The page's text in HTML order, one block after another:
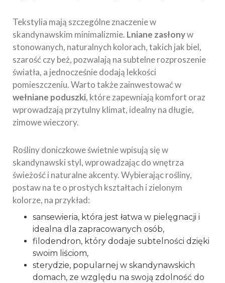
Tekstylia mają szczególne znaczenie w
skandynawskim minimalizmie. Lniane zasłonyw
stonowanych, naturalnych kolorach, takich jak biel,
szarość czy beż, pozwalają na subtelne rozproszenie
światła, a jednocześnie dodają lekkości
pomieszczeniu. Warto także zainwestować w
wełniane poduszki, które zapewniają komfort oraz
wprowadzają przytulny klimat, idealny na długie,
zimowe wieczory.
Rośliny doniczkowe świetnie wpisują się w
skandynawski styl, wprowadzając do wnętrza
świeżość i naturalne akcenty. Wybierając rośliny,
postaw na te o prostych kształtach i zielonym
kolorze, na przykład:
sansewieria, która jest łatwa w pielęgnacji i
idealna dla zapracowanych osób,
filodendron, który dodaje subtelności dzięki
swoim liściom,
sterydzie, popularnej w skandynawskich
domach, ze względu na swoją zdolność do